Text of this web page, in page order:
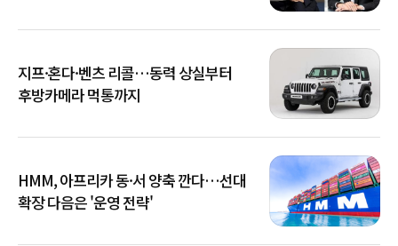
지프·혼다·벤츠 리콜…동력 상실부터
후방카메라 먹통까지
HMM, 아프리카 동·서 양축 깐다…선대
확장 다음은 '운영 전략'